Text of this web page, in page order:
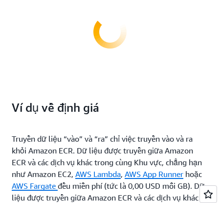
Ví dụ về định giá
Truyền dữ liệu “vào” và “ra” chỉ việc truyền vào và ra
khỏi Amazon ECR. Dữ liệu được truyền giữa Amazon
ECR và các dịch vụ khác trong cùng Khu vực, chẳng hạn
như Amazon EC2, AWS Lambda, AWS App Runner hoặc
AWS Fargate đều miễn phí (tức là 0,00 USD mỗi GB). Dữ
liệu được truyền giữa Amazon ECR và các dịch vụ khác ở